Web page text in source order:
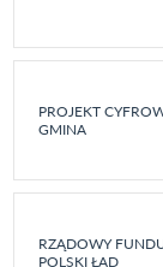
PROJEKT
GMINA
RZĄDOWY
POLSKI ŁAD